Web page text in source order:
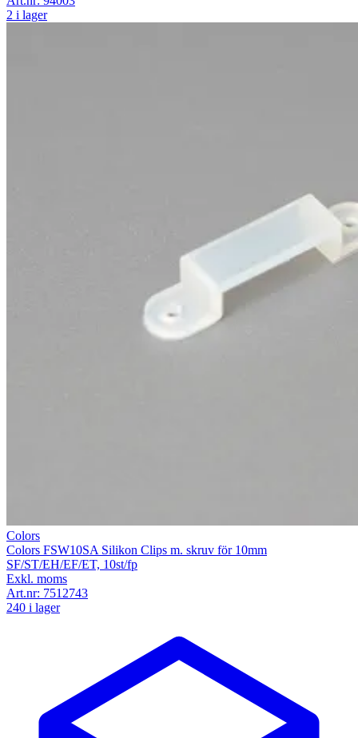
2 i lager
Colors
Colors FSW10SA Silikon Clips m. skruv för 10mm
SF/ST/EH/EF/ET, 10st/fp
Exkl. moms
Art.nr: 7512743
240 i lager